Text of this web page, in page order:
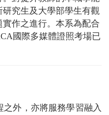
究生及大學部學生有觀
作之進行。本系為配合
國際多媒體證照考場已
外，亦將服務學習融入